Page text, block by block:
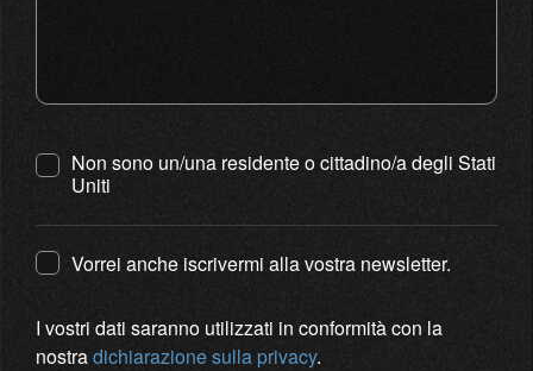
Non sono un/una residente o cittadino/a degli Stati
Uniti
Vorrei anche iscrivermi alla vostra newsletter.
I vostri dati saranno utilizzati in conformità con la
nostradichiarazione sulla privacy.